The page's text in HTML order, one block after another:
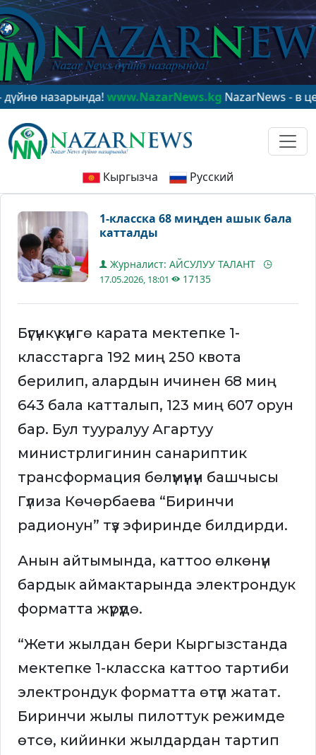
www.NazarNews.kgNazarNews - в центре
Кыргызча Русский
1-класска 68 миңден ашык бала
катталды
Журналист: АЙСУЛУУ ТАЛАНТ
17.05.2026, 18:01 17135
Бүгүнкү күнгө карата мектепке 1-
класстарга 192 миң 250 квота
берилип, алардын ичинен 68 миң
643 бала катталып, 123 миң 607 орун
бар. Бул тууралуу Агартуу
министрлигинин санариптик
трансформация бөлүмүнүн башчысы
Гүлиза Көчөрбаева “Биринчи
радионун” түз эфиринде билдирди.
Анын айтымында, каттоо өлкөнүн
бардык аймактарында электрондук
форматта жүрүүдө.
“Жети жылдан бери Кыргызстанда
мектепке 1-класска каттоо тартиби
электрондук форматта өтүп жатат.
Биринчи жылы пилоттук режимде
өтсө, кийинки жылдардан тартип